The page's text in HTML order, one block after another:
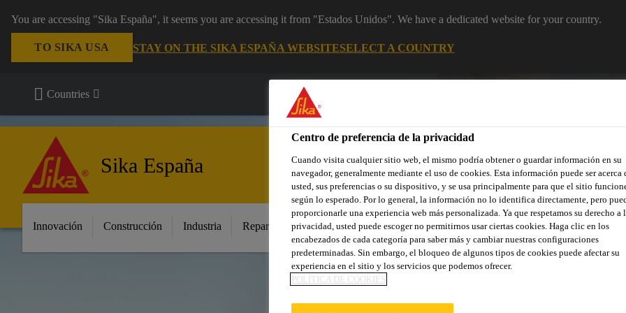
You are accessing "Sika España", it seems you are accessing it from "Estados Unidos". We have a dedicated website for your country.
TO SIKA USA STAY ON THE SIKA ESPAÑA WEBSITESELECT A COUNTRY
Countries
Sika España
Innovación Construcción Industria Repara tu casa Localiza tu tienda Noticias Prescripción Sostenibilidad
Centro de preferencia de la privacidad
Cuando visita cualquier sitio web, el mismo podría obtener o guardar información en su
navegador, generalmente mediante el uso de cookies. Esta información puede ser acerca
usted, sus preferencias o su dispositivo, y se usa principalmente para que el sitio
según lo esperado. Por lo general, la información no lo identifica directamente, pero
proporcionarle una experiencia web más personalizada. Ya que respetamos su derecho a
privacidad, usted puede escoger no permitirnos usar ciertas cookies. Haga clic en los
encabezados de cada categoría para saber más y cambiar nuestras configuraciones
predeterminadas. Sin embargo, el bloqueo de algunos tipos de cookies puede afectar su
experiencia en el sitio y los servicios que podemos ofrecer.
POLÍTICA DE COOKIES